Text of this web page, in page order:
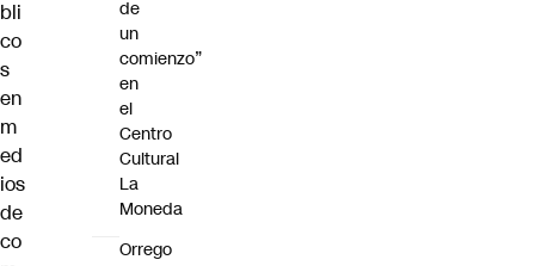
bli
co
s
en
m
ed
ios
de
co
de
un
comienzo”
en
el
Centro
Cultural
La
Moneda
Orrego